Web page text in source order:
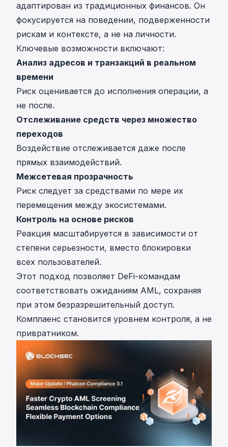
адаптирован из традиционных финансов. Он
фокусируется на поведении, подверженности
рискам и контексте, а не на личности.
Ключевые возможности включают:
Анализ адресов и транзакций в реальном
времени
Риск оценивается до исполнения операции, а
не после.
Отслеживание средств через множество
переходов
Воздействие отслеживается даже после
прямых взаимодействий.
Межсетевая прозрачность
Риск следует за средствами по мере их
перемещения между экосистемами.
Контроль на основе рисков
Реакция масштабируется в зависимости от
степени серьезности, вместо блокировки
всех пользователей.
Этот подход позволяет DeFi-командам
соответствовать ожиданиям AML, сохраняя
при этом безразрешительный доступ.
Комплаенс становится уровнем контроля, а не
привратником.